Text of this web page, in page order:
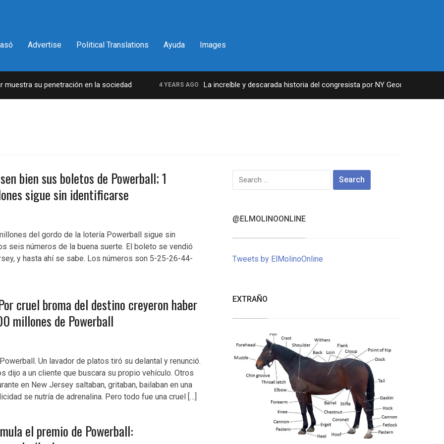
Advertise Political Translations Ayuda Images
su penetración en la sociedad 4 YEARS AGO La increíble y descarada historia del congresista por NY George Santos
bien sus boletos de Powerball; 1
sigue sin identificarse
del gordo de la lotería Powerball sigue sin
seis números de la buena suerte. El boleto se vendió
y hasta ahí se sabe. Los números son 5-25-26-44-
cruel broma del destino creyeron haber
millones de Powerball
Un lavador de platos tiró su delantal y renunció.
dijo a un cliente que buscara su propio vehículo. Otros
en New Jersey saltaban, gritaban, bailaban en una
se nutría de adrenalina. Pero todo fue una cruel […]
el premio de Powerball:
Search
for:
@ELMOLINOONLINE
Tweets by ElMolinoOnline
EXTRAÑO